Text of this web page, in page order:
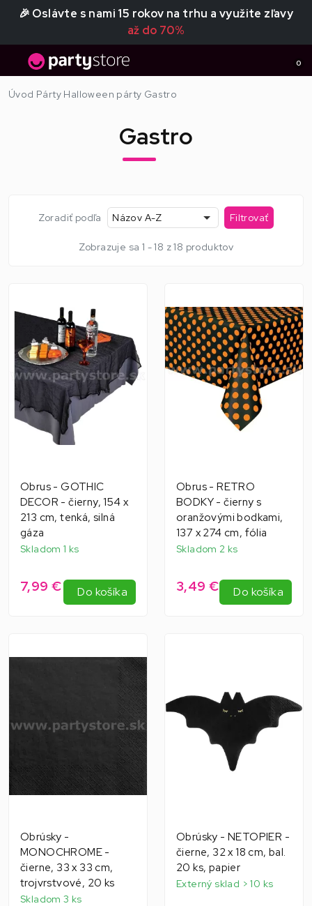
🎉 Oslávte s nami 15 rokov na trhu a využite zľavy
až do 70%
0
Úvod Párty Halloween párty Gastro
Gastro
Zoradiť podľa Názov A-Z Filtrovať
Zobrazuje sa 1 - 18 z 18 produktov
Obrus - GOTHIC
DECOR - čierny, 154 x
213 cm, tenká, silná
gáza
Skladom 1 ks
7,99 € Do košíka
Obrus - RETRO
BODKY - čierny s
oranžovými bodkami,
137 x 274 cm, fólia
Skladom 2 ks
3,49 € Do košíka
Obrúsky -
MONOCHROME -
čierne, 33 x 33 cm,
trojvrstvové, 20 ks
Skladom 3 ks
Obrúsky - NETOPIER -
čierne, 32 x 18 cm, bal.
20 ks, papier
Externý sklad > 10 ks